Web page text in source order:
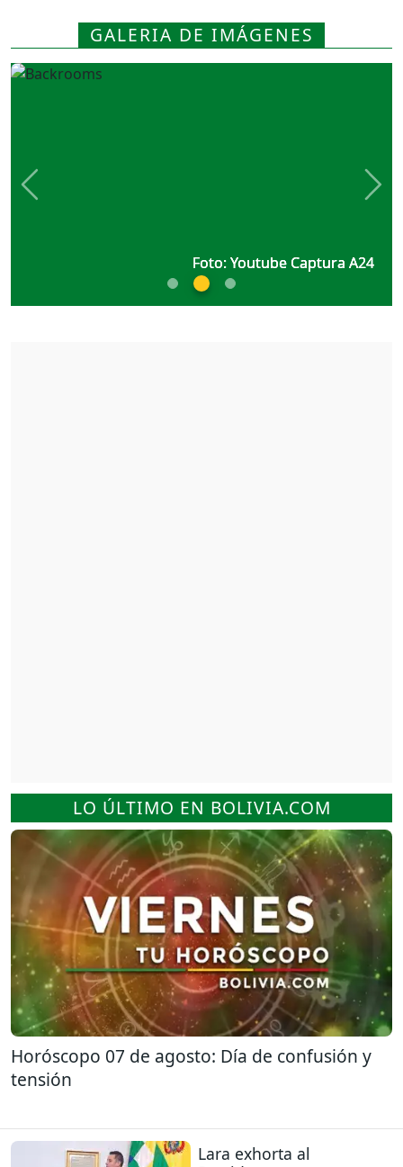
GALERIA DE IMÁGENES
Foto: Youtube Captura A24
Foto: Youtube Captura A24
Foto: Youtube Captura A24
Previous Next
LO ÚLTIMO EN BOLIVIA.COM
Horóscopo 07 de agosto: Día de confusión y
tensión
Lara exhorta al